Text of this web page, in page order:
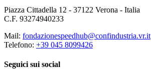
Piazza Cittadella 12 - 37122 Verona - Italia
C.F. 93274940233
Mail: fondazionespeedhub@confindustria.vr.it
Telefono: +39 045 8099426
Seguici sui social